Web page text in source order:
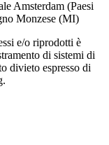
Amsterdam (Paesi
Monzese (MI)
e/o riprodotti è
di sistemi di
divieto espresso di